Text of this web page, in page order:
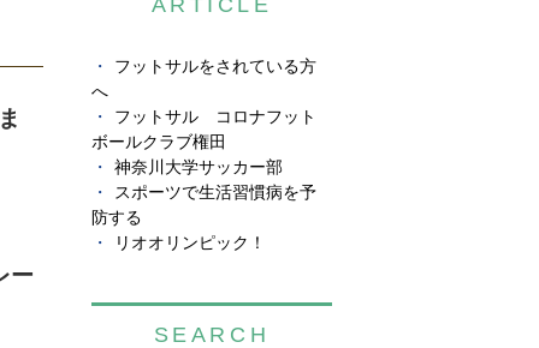
ー
ARTICLE
フットサルをされている方
へ
フットサル コロナフット
ボールクラブ権田
神奈川大学サッカー部
スポーツで生活習慣病を予
防する
リオオリンピック！
SEARCH